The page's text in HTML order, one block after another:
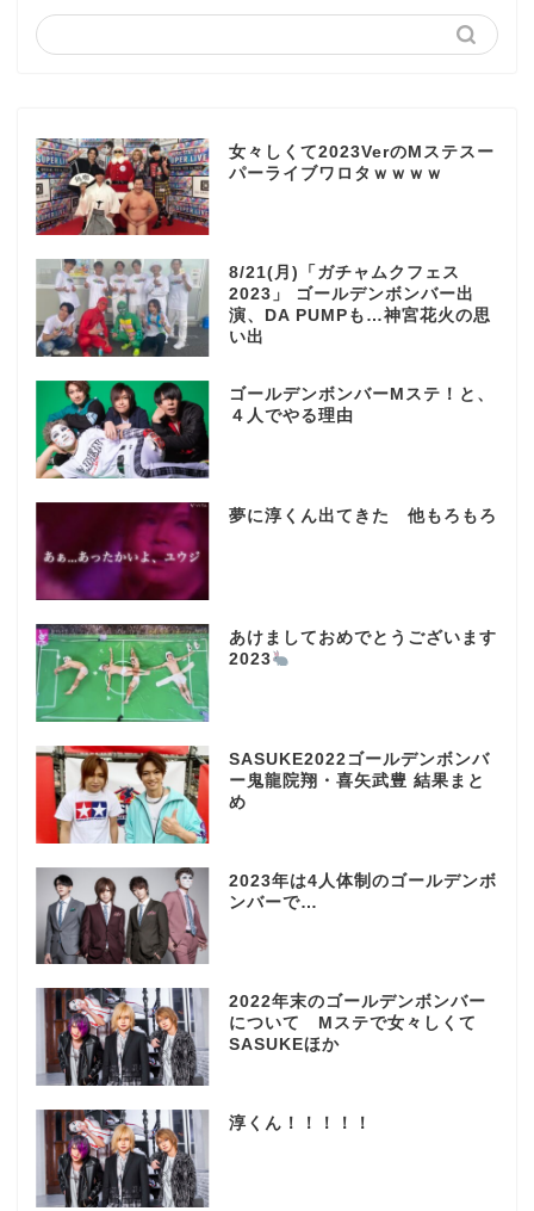
女々しくて2023VerのMステスー
パーライブワロタｗｗｗｗ
8/21(月)「ガチャムクフェス
2023」 ゴールデンボンバー出
演、DA PUMPも…神宮花火の思
い出
ゴールデンボンバーMステ！と、
４人でやる理由
夢に淳くん出てきた 他もろもろ
あけましておめでとうございます
2023
SASUKE2022ゴールデンボンバ
ー鬼龍院翔・喜矢武豊 結果まと
め
2023年は4人体制のゴールデンボ
ンバーで…
2022年末のゴールデンボンバー
について Mステで女々しくて
SASUKEほか
淳くん！！！！！